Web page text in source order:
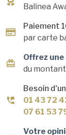
Balinea
Paiement
par carte
Offrez
du
Besoin
01 43 72
07 61 53
Votre